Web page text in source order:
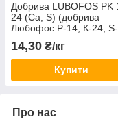
Добрива LUBOFOS PK
24 (Ca, S) (добрива
Любофос Р-14, К-24, S-
6.5) Польща, Лювена
14,30 ₴/кг
Купити
Про нас